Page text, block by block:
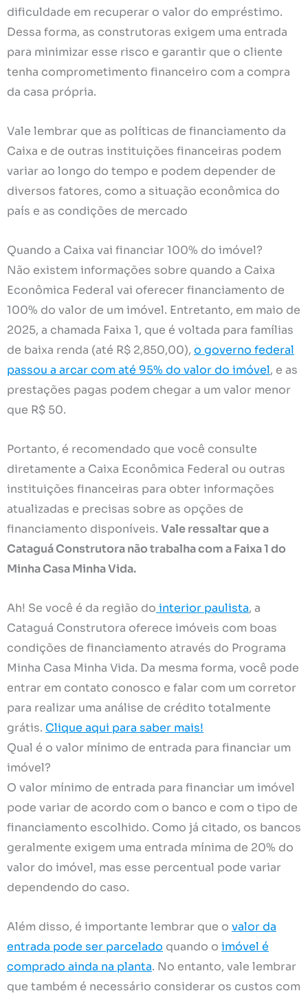
dificuldade em recuperar o valor do empréstimo.
Dessa forma, as construtoras exigem uma entrada
para minimizar esse risco e garantir que o cliente
tenha comprometimento financeiro com a compra
da casa própria.
Vale lembrar que as políticas de financiamento da
Caixa e de outras instituições financeiras podem
variar ao longo do tempo e podem depender de
diversos fatores, como a situação econômica do
país e as condições de mercado
Quando a Caixa vai financiar 100% do imóvel?
Não existem informações sobre quando a Caixa
Econômica Federal vai oferecer financiamento de
100% do valor de um imóvel. Entretanto, em maio de
2025, a chamada Faixa 1, que é voltada para famílias
de baixa renda (até R$ 2,850,00), o governo federal
passou a arcar com até 95% do valor do imóvel, e as
prestações pagas podem chegar a um valor menor
que R$ 50.
Portanto, é recomendado que você consulte
diretamente a Caixa Econômica Federal ou outras
instituições financeiras para obter informações
atualizadas e precisas sobre as opções de
financiamento disponíveis. Vale ressaltar que a
Cataguá Construtora não trabalha com a Faixa 1 do
Minha Casa Minha Vida.
Ah! Se você é da região do interior paulista, a
Cataguá Construtora oferece imóveis com boas
condições de financiamento através do Programa
Minha Casa Minha Vida. Da mesma forma, você pode
entrar em contato conosco e falar com um corretor
para realizar uma análise de crédito totalmente
grátis. Clique aqui para saber mais!
Qual é o valor mínimo de entrada para financiar um
imóvel?
O valor mínimo de entrada para financiar um imóvel
pode variar de acordo com o banco e com o tipo de
financiamento escolhido. Como já citado, os bancos
geralmente exigem uma entrada mínima de 20% do
valor do imóvel, mas esse percentual pode variar
dependendo do caso.
Além disso, é importante lembrar que o valor da
entrada pode ser parcelado quando o imóvel é
comprado ainda na planta. No entanto, vale lembrar
que também é necessário considerar os custos com